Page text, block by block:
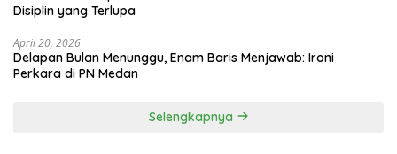
Disiplin yang Terlupa
April 20, 2026
Delapan Bulan Menunggu, Enam Baris Menjawab: Ironi
Perkara di PN Medan
Selengkapnya